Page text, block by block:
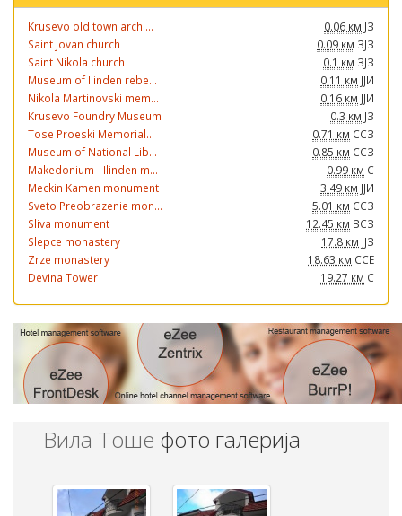
Krusevo old town archi... 0.06 км ЈЗ
Saint Jovan church
0.09 км ЗЈЗ
Saint Nikola church
0.1 км ЗЈЗ
Museum of Ilinden rebe...
0.11 км ЈЈИ
Nikola Martinovski mem...
0.16 км ЈЈИ
Krusevo Foundry Museum
0.3 км ЈЗ
Tose Proeski Memorial...
0.71 км ССЗ
Museum of National Lib...
0.85 км ССЗ
Makedonium - Ilinden m...
0.99 км С
Meckin Kamen monument
3.49 км ЈЈИ
Sveto Preobrazenie mon...
5.01 км ССЗ
Sliva monument
12.45 км ЗСЗ
Slepce monastery
17.8 км ЈЈЗ
Zrze monastery
18.63 км ССЕ
Devina Tower
19.27 км С
Вила Тоше фото галерија